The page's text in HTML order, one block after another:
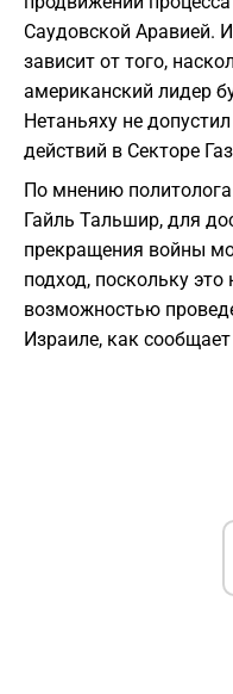
Саудовской Аравией.
зависит от того,
американский лидер
Нетаньяху не
действий в Секторе
По мнению политолога
Гайль Тальшир, для
прекращения войны
подход, поскольку
возможностью
Израиле, как